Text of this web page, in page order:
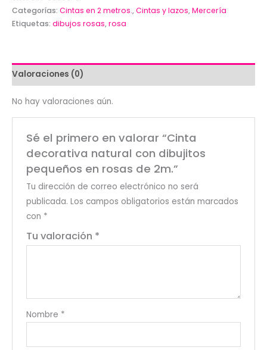
con
dibujitos
rosas
de
2m.
cantidad
Categorías: Cintas en 2 metros.,Cintas y lazos,Mercería
Etiquetas: dibujos rosas,rosa
Valoraciones (0)
No hay valoraciones aún.
Sé el primero en valorar “Cinta
decorativa natural con dibujitos
pequeños en rosas de 2m.”
Tu dirección de correo electrónico no será
publicada. Los campos obligatorios están marcados
con *
Tu valoración *
Nombre *